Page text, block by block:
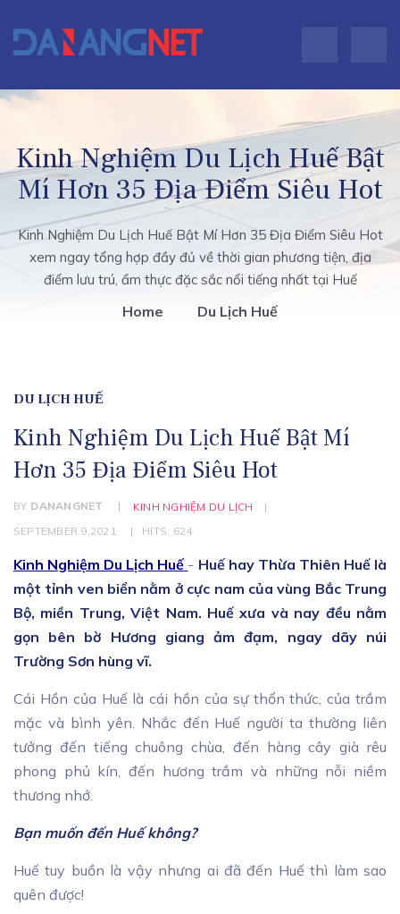
Kinh Nghiệm Du Lịch Huế Bật
Mí Hơn 35 Địa Điểm Siêu Hot
Kinh Nghiệm Du Lịch Huế Bật Mí Hơn 35 Địa Điểm Siêu Hot
xem ngay tổng hợp đầy đủ về thời gian phương tiện, địa
điểm lưu trú, ẩm thực đặc sắc nổi tiếng nhất tại Huế
Home Du Lịch Huế
DU LỊCH HUẾ
Kinh Nghiệm Du Lịch Huế Bật Mí
Hơn 35 Địa Điểm Siêu Hot
BY DANANGNET
KINH NGHIỆM DU LỊCH
SEPTEMBER 9,2021
HITS: 624
Kinh Nghiệm Du Lịch Huế - Huế hay Thừa Thiên Huế là
một tỉnh ven biển nằm ở cực nam của vùng Bắc Trung
Bộ, miền Trung, Việt Nam. Huế xưa và nay đều nằm
gọn bên bờ Hương giang ảm đạm, ngay dãy núi
Trường Sơn hùng vĩ.
Cái Hồn của Huế là cái hồn của sự thổn thức, của trầm
mặc và bình yên. Nhắc đến Huế người ta thường liên
tưởng đến tiếng chuông chùa, đến hàng cây già rêu
phong phủ kín, đến hương trầm và những nỗi niềm
thương nhớ.
Bạn muốn đến Huế không?
Huế tuy buồn là vậy nhưng ai đã đến Huế thì làm sao
quên được!